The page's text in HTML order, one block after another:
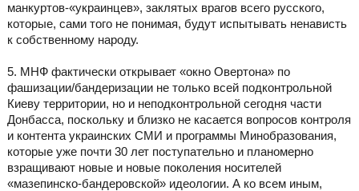
манкуртов-«украинцев», заклятых врагов всего русского,
которые, сами того не понимая, будут испытывать ненависть
к собственному народу.
5. МНФ фактически открывает «окно Овертона» по
фашизации/бандеризации не только всей подконтрольной
Киеву территории, но и неподконтрольной сегодня части
Донбасса, поскольку и близко не касается вопросов контроля
и контента украинских СМИ и программы Минобразования,
которые уже почти 30 лет поступательно и планомерно
взращивают новые и новые поколения носителей
«мазепинско-бандеровской» идеологии. А ко всем иным,